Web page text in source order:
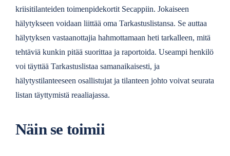
kriisitilanteiden toimenpidekortit Secappiin. Jokaiseen
hälytykseen voidaan liittää oma Tarkastuslistansa. Se auttaa
hälytyksen vastaanottajia hahmottamaan heti tarkalleen, mitä
tehtäviä kunkin pitää suorittaa ja raportoida. Useampi henkilö
voi täyttää Tarkastuslistaa samanaikaisesti, ja
hälytystilanteeseen osallistujat ja tilanteen johto voivat seurata
listan täyttymistä reaaliajassa.
Näin se toimii